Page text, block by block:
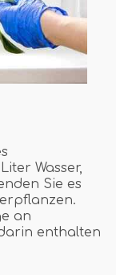
Wasser,
Sie es
an
enthalten